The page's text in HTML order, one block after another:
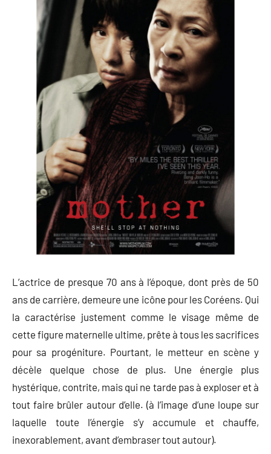
L’actrice de presque 70 ans à l’époque, dont près de 50
ans de carrière, demeure une icône pour les Coréens. Qui
la caractérise justement comme le visage même de
cette figure maternelle ultime, prête à tous les sacrifices
pour sa progéniture. Pourtant, le metteur en scène y
décèle quelque chose de plus. Une énergie plus
hystérique, contrite, mais qui ne tarde pas à exploser et à
tout faire brûler autour d’elle. (à l’image d’une loupe sur
laquelle toute l’énergie s’y accumule et chauffe,
inexorablement, avant d’embraser tout autour).